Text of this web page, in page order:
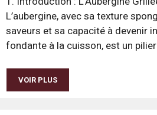
L’aubergine, avec sa texture
saveurs et sa capacité à devenir
fondante à la cuisson, est un
VOIR PLUS